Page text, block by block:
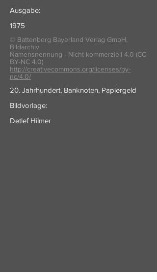
Ausgabe:
1975
© Battenberg Bayerland Verlag GmbH,
Bildarchiv
Namensnennung - Nicht kommerziell 4.0 (CC
BY-NC 4.0)
http://creativecommons.org/licenses/by-
nc/4.0/
20. Jahrhundert, Banknoten, Papiergeld
Bildvorlage:
Detlef Hilmer